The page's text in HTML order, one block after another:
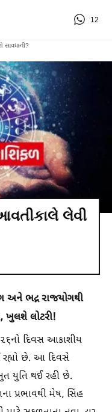
12
લેવી
અને ભદ્ર રાજયોગથી
લોટરી!
દિવસ આકાશીય
રહ્યો છે. આ દિવસે
યુતિ થઈ રહી છે.
પ્રભાવથી મેષ, સિંહ